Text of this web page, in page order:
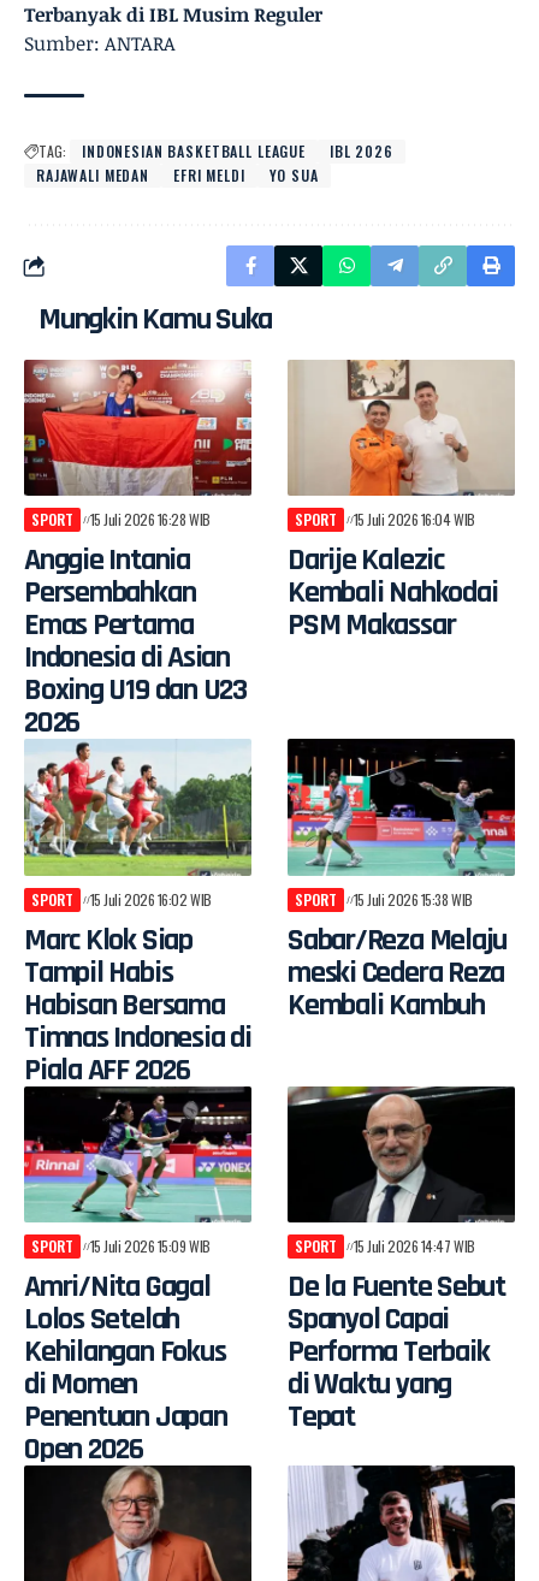
Terbanyak di IBL Musim Reguler
Sumber: ANTARA
TAG: INDONESIAN BASKETBALL LEAGUE
IBL 2026
RAJAWALI MEDAN
EFRI MELDI YO SUA
Mungkin Kamu Suka
SPORT 15 Juli 2026 16:28 WIB
Anggie Intania
Persembahkan
Emas Pertama
Indonesia di Asian
Boxing U19 dan U23
2026
SPORT 15 Juli 2026 16:04 WIB
Darije Kalezic
Kembali Nahkodai
PSM Makassar
SPORT 15 Juli 2026 16:02 WIB
Marc Klok Siap
Tampil Habis
Habisan Bersama
Timnas Indonesia di
Piala AFF 2026
SPORT 15 Juli 2026 15:38 WIB
Sabar/Reza Melaju
meski Cedera Reza
Kembali Kambuh
SPORT 15 Juli 2026 15:09 WIB
Amri/Nita Gagal
Lolos Setelah
Kehilangan Fokus
di Momen
Penentuan Japan
Open 2026
SPORT 15 Juli 2026 14:47 WIB
De la Fuente Sebut
Spanyol Capai
Performa Terbaik
di Waktu yang
Tepat